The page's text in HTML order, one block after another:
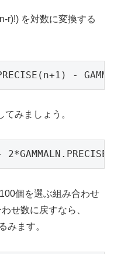
r)!) を対数に変換する
-
みましょう。
個を選ぶ組み合わせ
せ数に戻すなら、
みます。